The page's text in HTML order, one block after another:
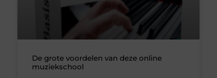
De grote voordelen van deze online
muziekschool